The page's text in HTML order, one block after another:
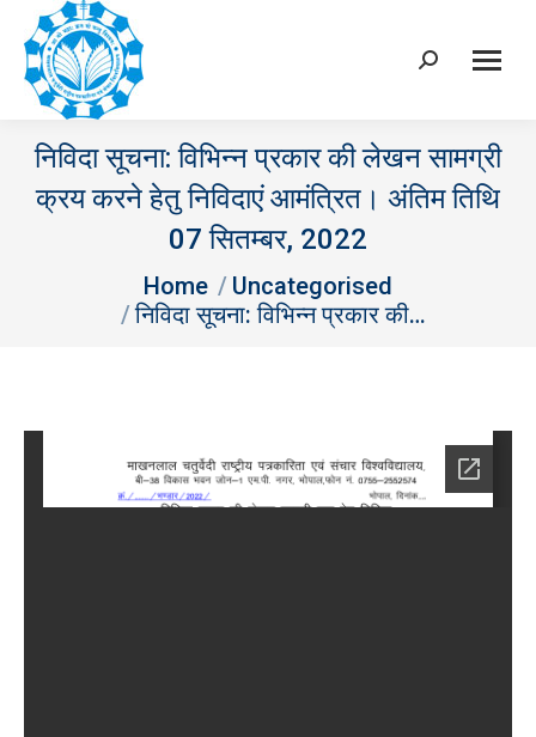
Search:
निविदा सूचना: विभिन्‍न प्रकार की लेखन सामग्री
क्रय करने हेतु निविदाएं आमंत्रित। अंतिम तिथि
07 सितम्‍बर, 2022
Home
Uncategorised
निविदा सूचना: विभिन्‍न प्रकार की…